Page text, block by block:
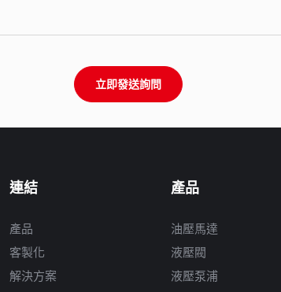
立即發送詢問
連結
產品
客製化
解決方案
產品
油壓馬達
液壓閥
液壓泵浦